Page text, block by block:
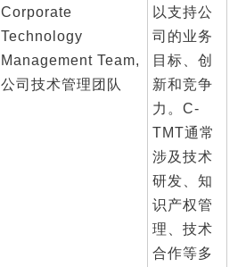
Corporate
Technology
Management Team,
公司技术管理团队
以支持公
司的业务
目标、创
新和竞争
力。C-
TMT通常
涉及技术
研发、知
识产权管
理、技术
合作等多